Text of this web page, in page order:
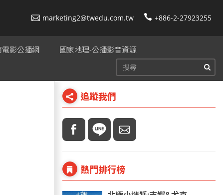
marketing2@twedu.com.tw +886-2-27923255
影公播網 國家地理-公播影音資源
追蹤我們
熱門排行榜